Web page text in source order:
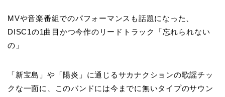
MVや音楽番組でのパフォーマンスも話題になった、
DISC1の1曲目かつ今作のリードトラック「忘れられない
の」
「新宝島」や「陽炎」に通じるサカナクションの歌謡チッ
クな一面に、このバンドには今までに無いタイプのサウン